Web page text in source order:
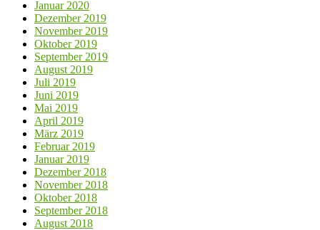
Januar 2020
Dezember 2019
November 2019
Oktober 2019
September 2019
August 2019
Juli 2019
Juni 2019
Mai 2019
April 2019
März 2019
Februar 2019
Januar 2019
Dezember 2018
November 2018
Oktober 2018
September 2018
August 2018